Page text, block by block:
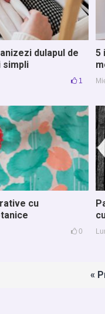
dulapul de
simpli
1
5
cu
0
«